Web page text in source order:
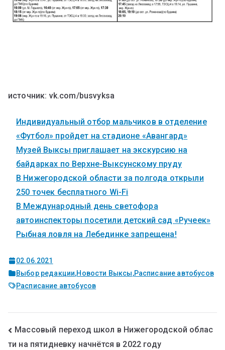
источник: vk.com/busvyksa
Индивидуальный отбор мальчиков в отделение
«Футбол» пройдет на стадионе «Авангард»
Музей Выксы приглашает на экскурсию на
байдарках по Верхне-Выксунскому пруду
В Нижегородской области за полгода открыли
250 точек бесплатного Wi-Fi
В Международный день светофора
автоинспекторы посетили детский сад «Ручеек»
Рыбная ловля на Лебединке запрещена!
02.06.2021
Выбор редакции,Новости Выксы,Расписание автобусов
Расписание автобусов
Массовый переход школ в Нижегородской облас
ти на пятидневку начнётся в 2022 году